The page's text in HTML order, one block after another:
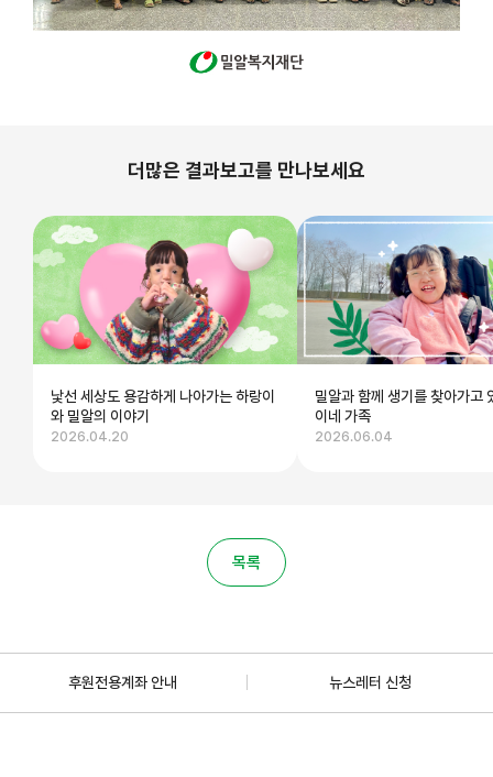
더많은 결과보고를 만나보세요
낯선 세상도 용감하게 나아가는 하랑이
와 밀알의 이야기
2026.04.20
밀알과 함께 생기를 찾아가고
이네 가족
2026.06.04
목록
후원전용계좌 안내 뉴스레터 신청